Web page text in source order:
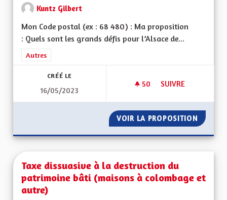
Kuntz Gilbert
Mon Code postal (ex : 68 480) : Ma proposition
: Quels sont les grands défis pour l’Alsace de...
Filtrer les résultats de la catégorie : Autres
Autres
CRÉÉ LE
16/05/2023
50 50 ABONNÉS
SUIVRE
VOIR LA PROPOSITION
Taxe dissuasive à la destruction du
patrimoine bâti (maisons à colombage et
autre)